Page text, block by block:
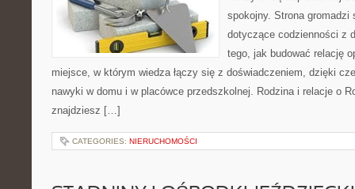
spokojny. Strona gromadzi
dotyczące codzienności z
tego, jak budować relację
miejsce, w którym wiedza łączy się z doświadczeniem, dzięki
nawyki w domu i w placówce przedszkolnej. Rodzina i relacje o
znajdziesz […]
CATEGORIES: NIERUCHOMOŚCI